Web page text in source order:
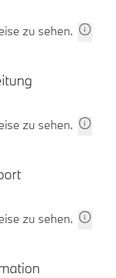
zu sehen.
zu sehen.
zu sehen.